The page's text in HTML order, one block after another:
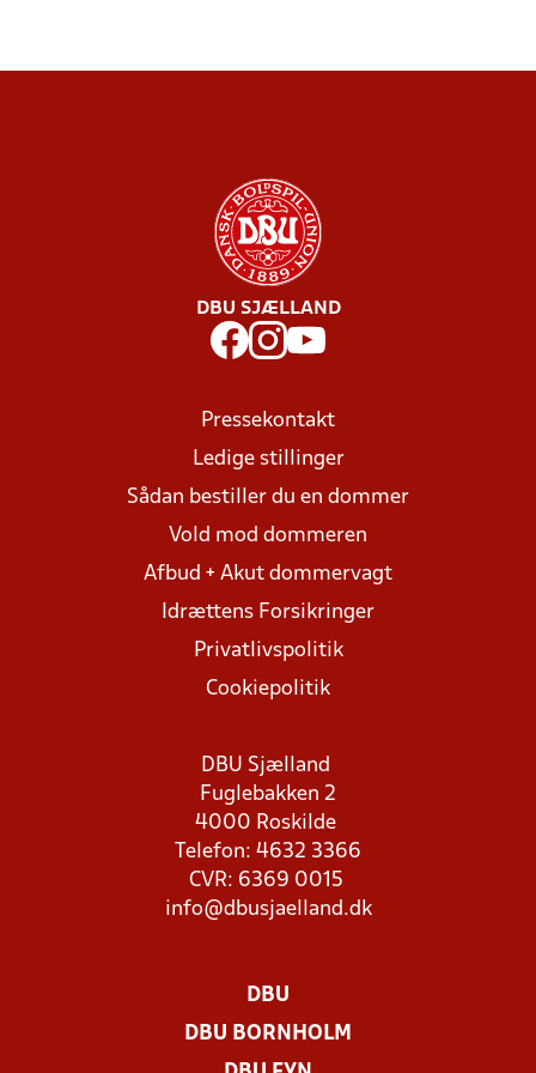
DBU SJÆLLAND
Pressekontakt
Ledige stillinger
Sådan bestiller du en dommer
Vold mod dommeren
Afbud + Akut dommervagt
Idrættens Forsikringer
Privatlivspolitik
Cookiepolitik
DBU Sjælland
Fuglebakken 2
4000 Roskilde
Telefon: 4632 3366
CVR: 6369 0015
info@dbusjaelland.dk
DBU
DBU BORNHOLM